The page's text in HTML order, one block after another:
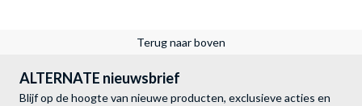
Terug naar boven
ALTERNATE nieuwsbrief
Blijf op de hoogte van nieuwe producten, exclusieve acties en